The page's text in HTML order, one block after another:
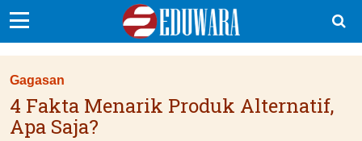
Vokasi
Gagasan
4 Fakta Menarik Produk Alternatif,
Apa Saja?